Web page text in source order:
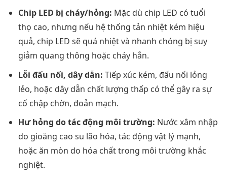
Chip LED bị cháy/hỏng: Mặc dù chip LED có tuổi
thọ cao, nhưng nếu hệ thống tản nhiệt kém hiệu
quả, chip LED sẽ quá nhiệt và nhanh chóng bị suy
giảm quang thông hoặc cháy hẳn.
Lỗi đấu nối, dây dẫn: Tiếp xúc kém, đấu nối lỏng
lẻo, hoặc dây dẫn chất lượng thấp có thể gây ra sự
cố chập chờn, đoản mạch.
Hư hỏng do tác động môi trường: Nước xâm nhập
do gioăng cao su lão hóa, tác động vật lý mạnh,
hoặc ăn mòn do hóa chất trong môi trường khắc
nghiệt.